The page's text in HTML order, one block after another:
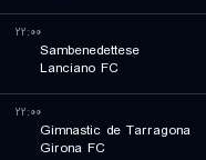
۲۲:۰۰
Sambenedettese
Lanciano FC
۲۲:۰۰
Gimnastic de Tarragona
Girona FC